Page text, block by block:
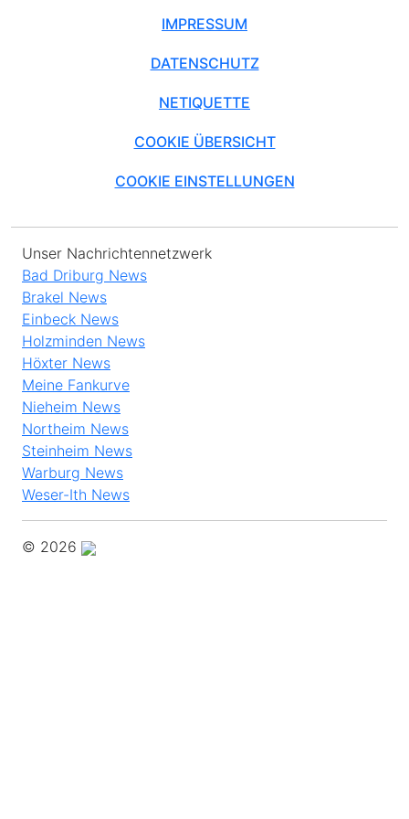
IMPRESSUM
DATENSCHUTZ
NETIQUETTE
COOKIE ÜBERSICHT
COOKIE EINSTELLUNGEN
Unser Nachrichtennetzwerk
Bad Driburg News
Brakel News
Einbeck News
Holzminden News
Höxter News
Meine Fankurve
Nieheim News
Northeim News
Steinheim News
Warburg News
Weser-Ith News
© 2026